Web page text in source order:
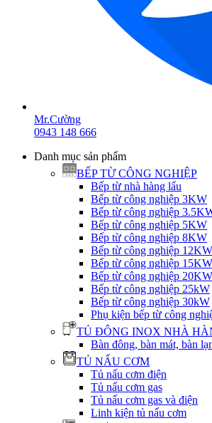
Mr.Cường
0943 148 666
Danh mục sản phẩm
BẾP TỪ CÔNG NGHIỆP
Bếp từ nhà hàng lẩu
Bếp từ công nghiệp 3KW
Bếp từ công nghiệp
Bếp từ công nghiệp 5KW
Bếp từ công nghiệp 8KW
Bếp từ công nghiệp 12KW
Bếp từ công nghiệp 15KW
Bếp từ công nghiệp 20KW
Bếp từ công nghiệp 25kW
Bếp từ công nghiệp 30kW
Phụ kiện bếp từ công
TỦ ĐÔNG INOX NHÀ
Bàn đông, bàn mát, bàn
TỦ NẤU CƠM
Tủ nấu cơm điện
Tủ nấu cơm gas
Tủ nấu cơm gas và điện
Linh kiện tủ nấu cơm